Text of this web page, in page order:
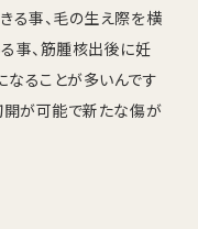
る事、毛の生え際を横
事、筋腫核出後に妊
ることが多いんです
開が可能で新たな傷が